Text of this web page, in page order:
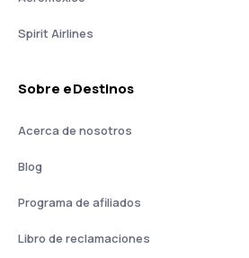
Spirit Airlines
Sobre eDestinos
Acerca de nosotros
Blog
Programa de afiliados
Libro de reclamaciones